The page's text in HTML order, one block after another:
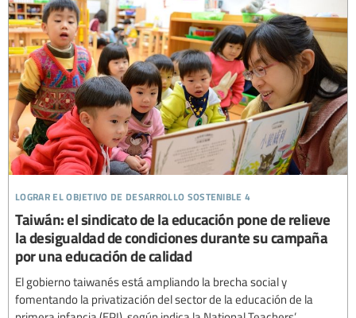
lograr el objetivo de desarrollo sostenible 4
Taiwán: el sindicato de la educación pone de relieve
la desigualdad de condiciones durante su campaña
por una educación de calidad
El gobierno taiwanés está ampliando la brecha social y
fomentando la privatización del sector de la educación de la